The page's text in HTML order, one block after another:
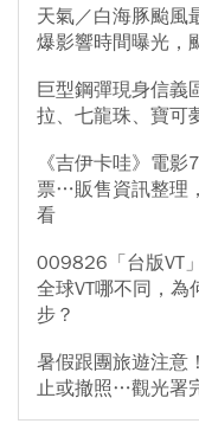
天氣／白海豚颱風
爆影響時間曝光，
巨型鋼彈現身信義
拉、七龍珠、寶可
《吉伊卡哇》電
票…販售資訊整理
看
009826「台版VT
全球VT哪不同，
步？
暑假跟團旅遊注意
止或撤照…觀光署